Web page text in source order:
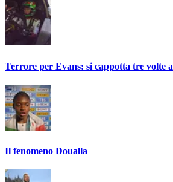
Terrore per Evans: si cappotta tre volte
Il fenomeno Doualla